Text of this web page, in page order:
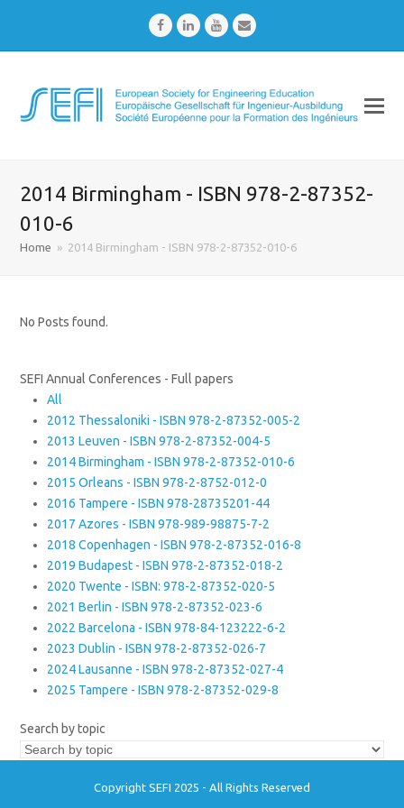
FacebookLinkedInYoutubeEmail
2014 Birmingham - ISBN 978-2-87352-
010-6
Home » 2014 Birmingham - ISBN 978-2-87352-010-6
No Posts found.
SEFI Annual Conferences - Full papers
All
2012 Thessaloniki - ISBN 978-2-87352-005-2
2013 Leuven - ISBN 978-2-87352-004-5
2014 Birmingham - ISBN 978-2-87352-010-6
2015 Orleans - ISBN 978-2-8752-012-0
2016 Tampere - ISBN 978-28735201-44
2017 Azores - ISBN 978-989-98875-7-2
2018 Copenhagen - ISBN 978-2-87352-016-8
2019 Budapest - ISBN 978-2-87352-018-2
2020 Twente - ISBN: 978-2-87352-020-5
2021 Berlin - ISBN 978-2-87352-023-6
2022 Barcelona - ISBN 978-84-123222-6-2
2023 Dublin - ISBN 978-2-87352-026-7
2024 Lausanne - ISBN 978-2-87352-027-4
2025 Tampere - ISBN 978-2-87352-029-8
Search by topic
Copyright SEFI 2025 - All Rights Reserved